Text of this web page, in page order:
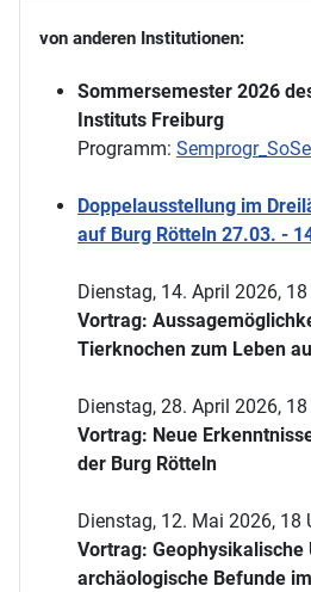
von anderen Institutionen:
Sommersemester 2026
Instituts Freiburg
Programm:
Doppelausstellung im
auf Burg Rötteln 27.03. -
Dienstag, 14. April 2026, 18
Vortrag:
Tierknochen zum Leben
Dienstag, 28. April 2026, 18
Vortrag: Neue
der Burg Rötteln
Dienstag, 12. Mai 2026, 18
Vortrag: Geophysikalische
archäologische Befunde